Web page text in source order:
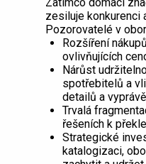
Zatímco domácí
zesiluje konkurenci
Pozorovatelé v
Rozšíření
ovlivňujících
Nárůst
spotřebitelů a
detailů a
Trvalá
řešeních k
Strategické
katalogizaci,